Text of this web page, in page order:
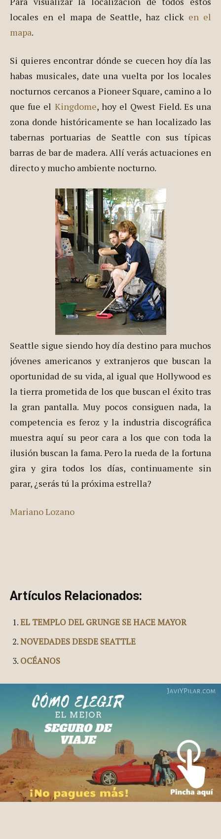
locales en el mapa de Seattle, haz click en el
mapa.
Si quieres encontrar dónde se cuecen hoy día las
habas musicales, date una vuelta por los locales
nocturnos cercanos a Pioneer Square, camino a lo
que fue el Kingdome, hoy el Qwest Field. Es una
zona donde históricamente se han localizado las
tabernas portuarias de Seattle con sus típicas
barras de bar de madera. Allí verás actuaciones en
directo y mucho ambiente nocturno.
Seattle sigue siendo hoy día destino para muchos
jóvenes americanos y extranjeros que buscan la
oportunidad de su vida, al igual que Hollywood es
la tierra prometida de los que buscan el éxito tras
la gran pantalla. Muy pocos consiguen nada, la
competencia es feroz y la industria discográfica
muestra aquí su peor cara a los que con toda la
ilusión buscan la fama. Pero la rueda de la fortuna
gira y gira todos los días, continuamente sin
parar, ¿serás tú la próxima estrella?
Mariano Lozano
Artículos Relacionados:
EL TEMPLO DEL GRUNGE SE HACE MAYOR
NOVEDADES DESDE SEATTLE
OCÉANOS